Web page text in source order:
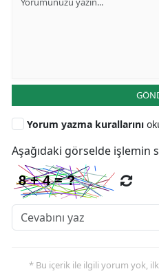
Yorum yazma kurallarını
Aşağıdaki görselde işlemin
* Bu içerik ile ilgili yorum yok,